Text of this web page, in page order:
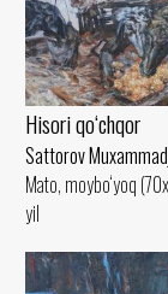
Hisori qo‘chqor
Sattorov
Mato, moybo‘yoq
yil